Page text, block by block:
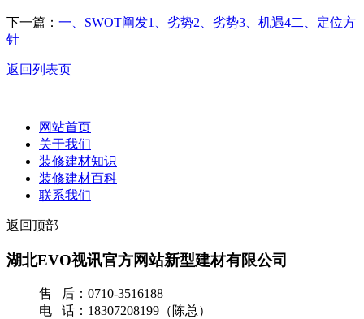
下一篇： 一、SWOT阐发1、劣势2、劣势3、机遇4二、定位方
针
返回列表页
网站首页
关于我们
装修建材知识
装修建材百科
联系我们
返回顶部
湖北EVO视讯官方网站新型建材有限公司
售 后：0710-3516188
电 话：18307208199（陈总）